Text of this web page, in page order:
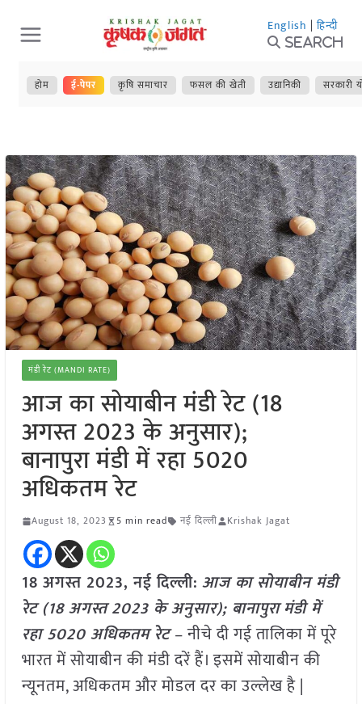
Skip
to
content
English | हिन्दी
Search
होम ई-पेपर कृषि समाचार फसल की खेती उद्यानिकी सरकारी
मंडी रेट (MANDI RATE)
आज का सोयाबीन मंडी रेट (18
अगस्त 2023 के अनुसार);
बानापुरा मंडी में रहा 5020
अधिकतम रेट
August 18, 2023 5 min read नई दिल्ली Krishak Jagat
18 अगस्त 2023, नई दिल्ली: आज का सोयाबीन मंडी
रेट (18 अगस्त2023 के अनुसार); बानापुरा मंडी में
रहा 5020 अधिकतम रेट– नीचे दी गई तालिका में पूरे
भारत में सोयाबीन की मंडी दरें हैं। इसमें सोयाबीन की
न्यूनतम, अधिकतम और मोडल दर का उल्लेख है |